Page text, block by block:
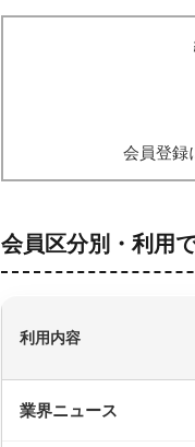
会員登録
会員区分別・利用
利用内容
業界ニュース